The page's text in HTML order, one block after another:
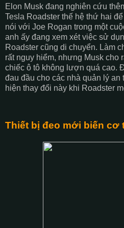
Elon Musk đang nghiên cứu
Tesla Roadster thế hệ thứ hai
nói với Joe Rogan trong một
anh ấy đang xem xét việc sử
Roadster cũng di chuyển. Làm
rất nguy hiểm, nhưng Musk cho
chiếc ô tô không lượn quá cao.
đau đầu cho các nhà quản lý an
hiện thay đổi này khi Roadster
Thiết bị đeo mới biến cơ